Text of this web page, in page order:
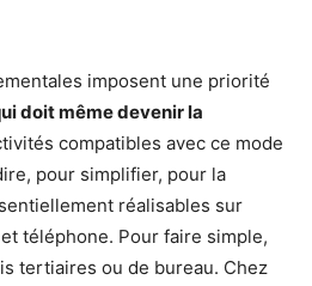
imposent une priorité
doit même devenir la
compatibles avec ce mode
pour simplifier, pour la
réalisables sur
téléphone. Pour faire simple,
tertiaires ou de bureau. Chez